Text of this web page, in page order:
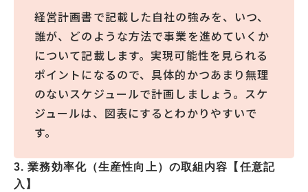
経営計画書で記載した自社の強みを、いつ、
誰が、どのような方法で事業を進めていくか
について記載します。実現可能性を見られる
ポイントになるので、具体的かつあまり無理
のないスケジュールで計画しましょう。スケ
ジュールは、図表にするとわかりやすいで
す。
3. 業務効率化（生産性向上）の取組内容【任意記
入】